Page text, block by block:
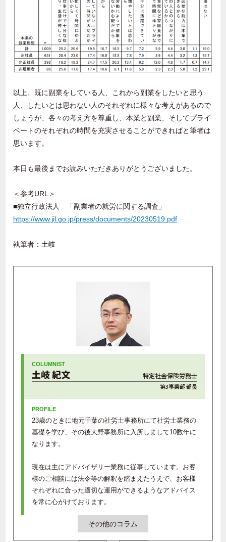
以上、既に副業をしている人、これから副業をしたいと思う
人、したいとは思わない人のそれぞれに様々な考えがあるので
しょうが、各々の考え方を尊重し、本業と副業、そしてプライ
ベートのそれぞれの時間を充実させることができればと筆者は
思います。
本日も最後までお読みいただきありがとうございました。
＜参考URL ＞
■独立行政法人 「副業者の就労に関する調査」
https://www.jil.go.jp/press/documents/20230519.pdf
執筆者：土岐
土岐 紀文 特定社会保険労務士
第3事業部 部長
23歳のときに地元千葉の社労士事務所にて社労士業務の
基礎を学び、その後大野事務所に入所しまして10数年に
なります。
現在は主にアドバイザリー業務に従事しています。お客
様のご相談には法令等の解釈を踏まえたうえで、お客様
それぞれに合った適切な運用ができるようなアドバイス
を常に心がけております。
その他のコラム